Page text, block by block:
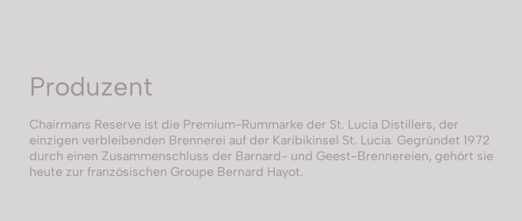
Produzent
Chairmans Reserve ist die Premium-Rummarke der St. Lucia Distillers, der
einzigen verbleibenden Brennerei auf der Karibikinsel St. Lucia. Gegründet 1972
durch einen Zusammenschluss der Barnard- und Geest-Brennereien, gehört sie
heute zur französischen Groupe Bernard Hayot.